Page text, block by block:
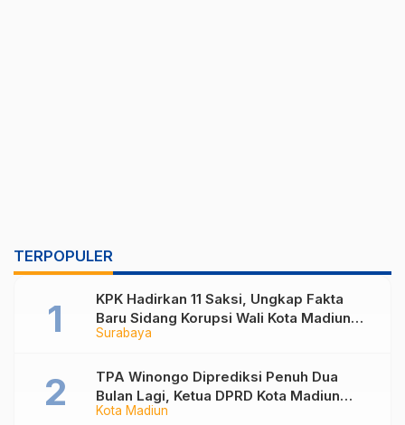
TERPOPULER
Surabaya
KPK Hadirkan 11 Saksi, Ungkap Fakta
Baru Sidang Korupsi Wali Kota Madiun
Nonaktif Maidi
Kota Madiun
TPA Winongo Diprediksi Penuh Dua
Bulan Lagi, Ketua DPRD Kota Madiun
Desak Pemkot Percepat Penanganan